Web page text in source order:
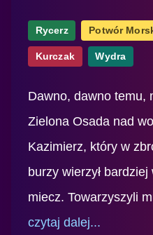
Rycerz Potwór
Kurczak Wydra
Dawno, dawno temu,
Zielona Osada nad
Kazimierz, który w
burzy wierzył
miecz. Towarzyszyli
czytaj dalej...